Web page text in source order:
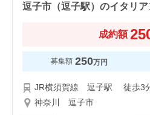
逗子市（逗子駅）のイタリ
成約額
募集額 250万円
JR横須賀線 逗子駅 徒
神奈川 逗子市